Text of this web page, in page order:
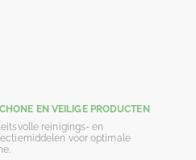
EN VEILIGE PRODUCTEN
reinigings- en
voor optimale